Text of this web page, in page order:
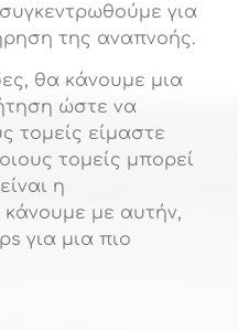
για
της αναπνοής.
θα κάνουμε μια
ώστε να
τομείς είμαστε
τομείς μπορεί
η
κάνουμε με αυτήν,
για μια πιο